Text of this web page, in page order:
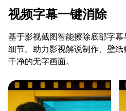
视频字幕一键消除
基于影视截图智能擦除底部字
细节。助力影视解说制作、壁
干净的无字画面。